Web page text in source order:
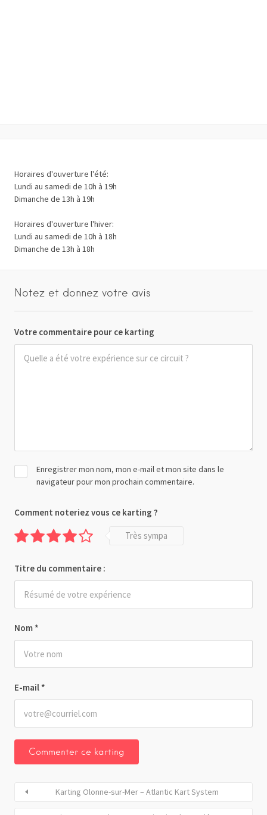
Horaires d'ouverture l'été:
Lundi au samedi de 10h à 19h
Dimanche de 13h à 19h
Horaires d'ouverture l'hiver:
Lundi au samedi de 10h à 18h
Dimanche de 13h à 18h
Notez et donnez votre avis
Votre commentaire pour ce karting
Nom *
E-mail *
Enregistrer mon nom, mon e-mail et mon site dans le
navigateur pour mon prochain commentaire.
Comment noteriez vous ce karting ?
Très sympa
Titre du commentaire :
Karting Olonne-sur-Mer – Atlantic Kart System